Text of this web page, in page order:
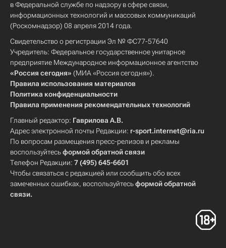
в Федеральной службе по надзору в сфере связи,
информационных технологий и массовых коммуникаций
(Роскомнадзор) 08 апреля 2014 года.
Свидетельство о регистрации Эл № ФС77-57640
Учредитель: Федеральное государственное унитарное
предприятие Международное информационное агентство
«Россия сегодня» (МИА «Россия сегодня»).
Правила использования материалов
Политика конфиденциальности
Правила применения рекомендательных технологий
Главный редактор: Гаврилова А.В.
Адрес электронной почты Редакции: r-sport.internet@ria.ru
По вопросам размещения пресс-релизов и рекламы
воспользуйтесьформой обратной связи
Телефон Редакции: 7 (495) 645-6601
Чтобы связаться с редакцией или сообщить обо всех
замеченных ошибках, воспользуйтесьформой обратной
связи.